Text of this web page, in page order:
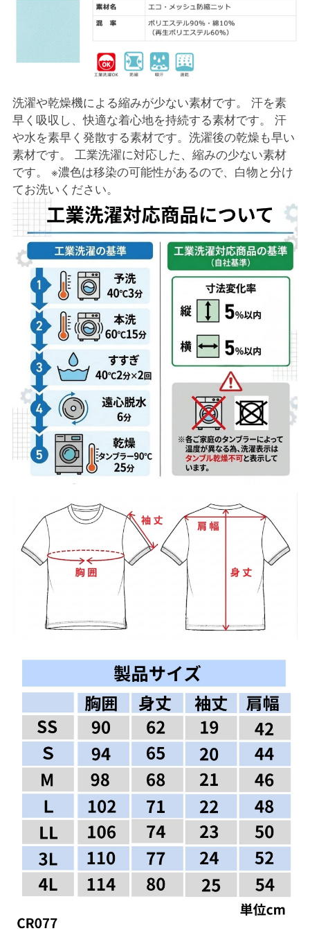
洗濯や乾燥機による縮みが少ない素材です。 汗を素
早く吸収し、快適な着心地を持続する素材です。 汗
や水を素早く発散する素材です。洗濯後の乾燥も早い
素材です。 工業洗濯に対応した、縮みの少ない素材
です。 ※濃色は移染の可能性があるので、白物と分け
てお洗いください。